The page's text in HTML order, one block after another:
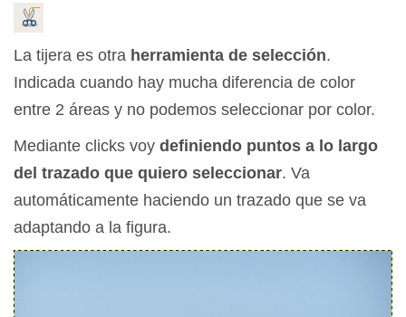
La tijera es otra herramienta de selección.
Indicada cuando hay mucha diferencia de color
entre 2 áreas y no podemos seleccionar por color.
Mediante clicks voy definiendo puntos a lo largo
del trazado que quiero seleccionar. Va
automáticamente haciendo un trazado que se va
adaptando a la figura.